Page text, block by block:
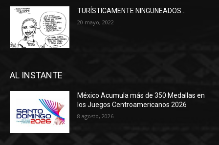
TURÍSTICAMENTE NINGUNEADOS…
20 mayo, 2022
AL INSTANTE
México Acumula más de 350 Medallas en
los Juegos Centroamericanos 2026
8 agosto, 2026